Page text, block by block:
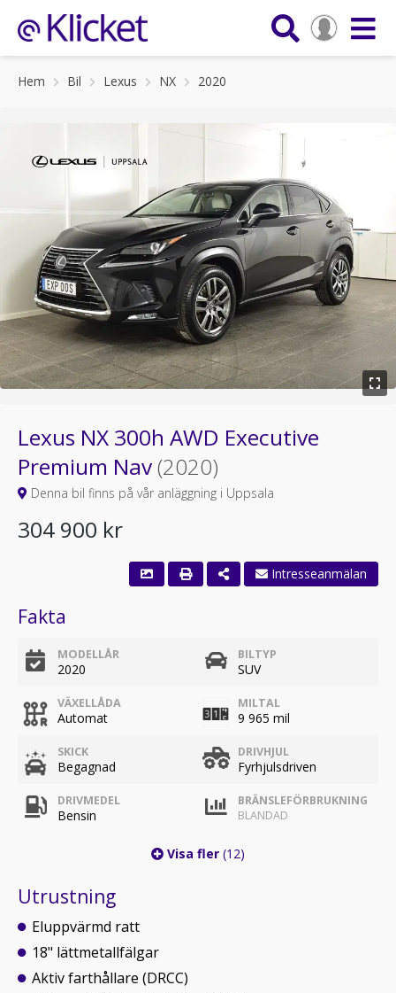
Hem Bil Lexus NX 2020
Lexus NX 300h AWD Executive
Premium Nav(2020)
Denna bil finns på vår anläggning i Uppsala
304 900 kr
Fakta
MODELLÅR
2020
BILTYP
SUV
VÄXELLÅDA
Automat
MILTAL
9 965 mil
SKICK
Begagnad
DRIVHJUL
Fyrhjulsdriven
DRIVMEDEL
Bensin
BRÄNSLEFÖRBRUKNING
BLANDAD
Visa fler (12)
Utrustning
Eluppvärmd ratt
18" lättmetallfälgar
Aktiv farthållare (DRCC)